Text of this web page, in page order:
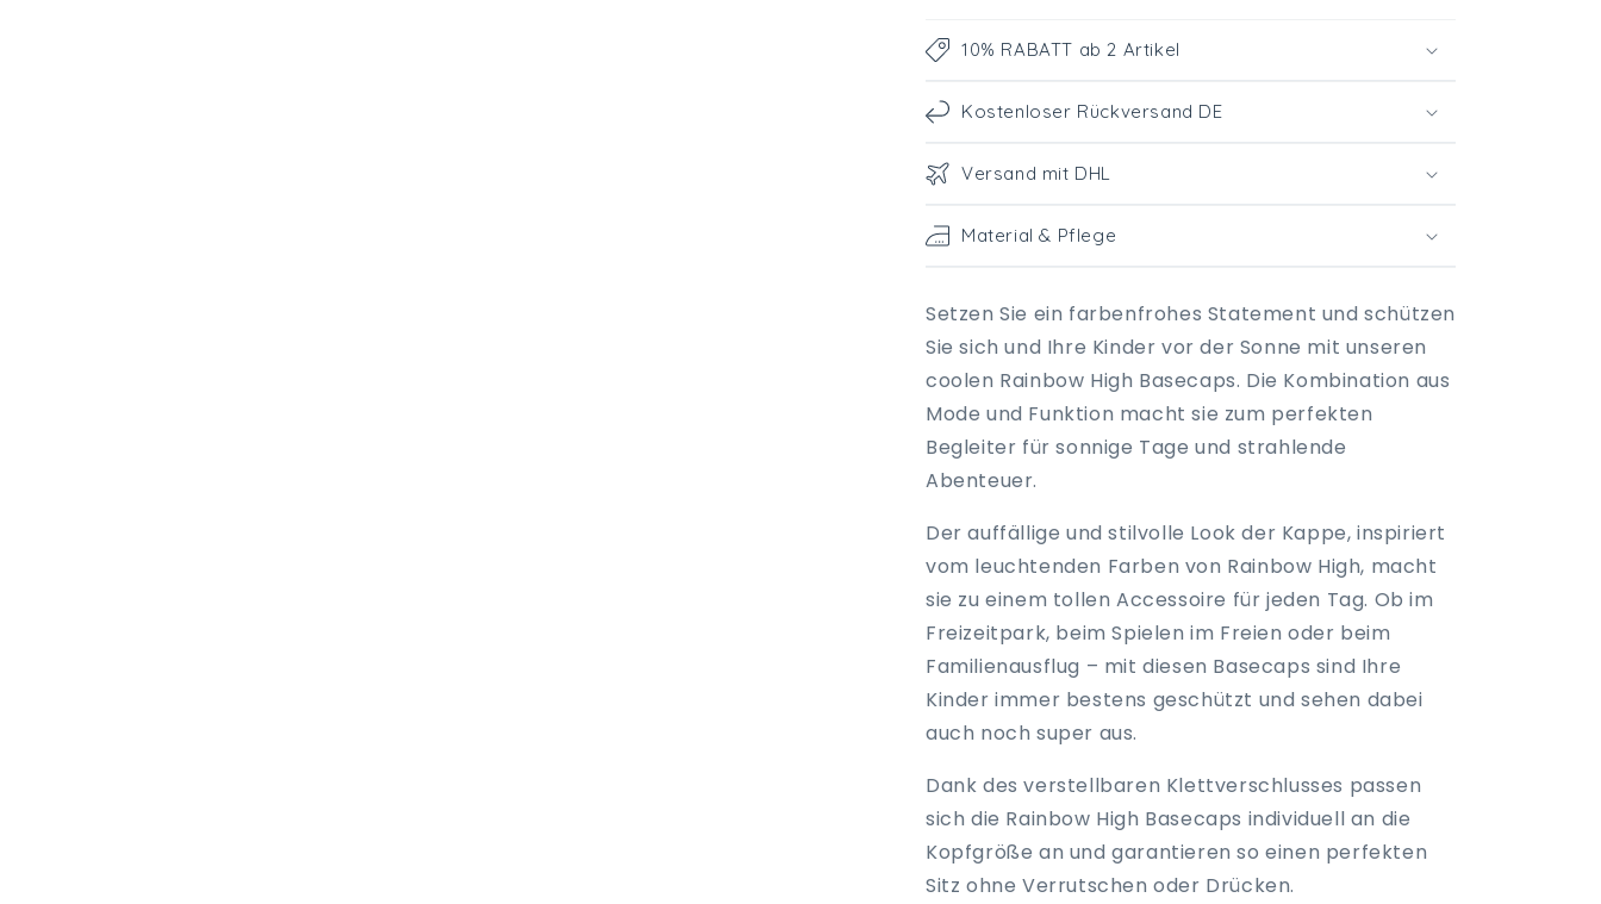
10% RABATT ab 2 Artikel
Kostenloser Rückversand DE
Versand mit DHL
Material & Pflege
Setzen Sie ein farbenfrohes Statement und schützen
Sie sich und Ihre Kinder vor der Sonne mit unseren
coolen Rainbow High Basecaps. Die Kombination aus
Mode und Funktion macht sie zum perfekten
Begleiter für sonnige Tage und strahlende
Abenteuer.
Der auffällige und stilvolle Look der Kappe, inspiriert
vom leuchtenden Farben von Rainbow High, macht
sie zu einem tollen Accessoire für jeden Tag. Ob im
Freizeitpark, beim Spielen im Freien oder beim
Familienausflug – mit diesen Basecaps sind Ihre
Kinder immer bestens geschützt und sehen dabei
auch noch super aus.
Dank des verstellbaren Klettverschlusses passen
sich die Rainbow High Basecaps individuell an die
Kopfgröße an und garantieren so einen perfekten
Sitz ohne Verrutschen oder Drücken.